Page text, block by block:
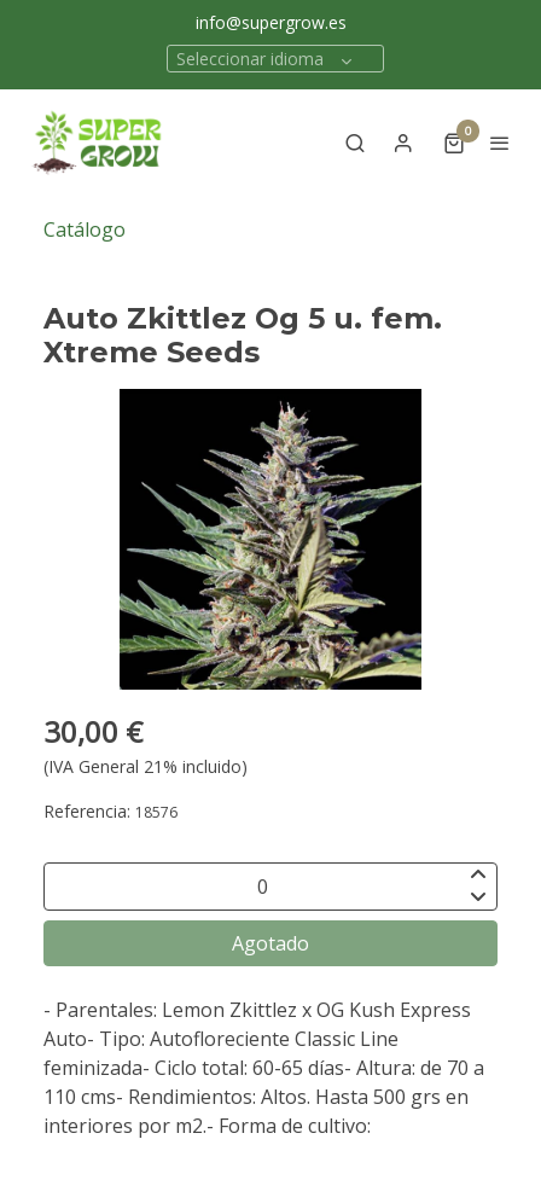
info@supergrow.es
Seleccionar idioma
0
Catálogo
Auto Zkittlez Og 5 u. fem.
Xtreme Seeds
30,00 €
(IVA General 21% incluido)
Referencia: 18576
Agotado
- Parentales: Lemon Zkittlez x OG Kush Express
Auto- Tipo: Autofloreciente Classic Line
feminizada- Ciclo total: 60-65 días- Altura: de 70 a
110 cms- Rendimientos: Altos. Hasta 500 grs en
interiores por m2.- Forma de cultivo: